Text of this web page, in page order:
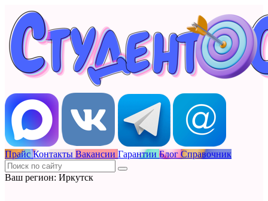
Прайс Контакты Вакансии Гарантии Блог Справочник
Ваш регион: Иркутск